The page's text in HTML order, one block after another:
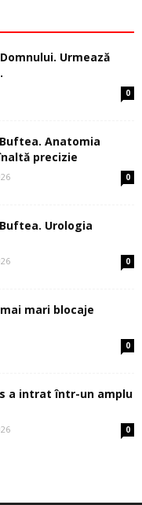
Urmează
0
Anatomia
precizie
0
Urologia
0
mari blocaje
0
a intrat într-un amplu
0